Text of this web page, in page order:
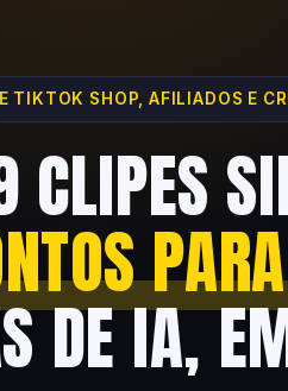
TIKTOK SHOP, AFILIADOS E
CLIPES
DE IA,